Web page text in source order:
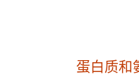
蛋白质和